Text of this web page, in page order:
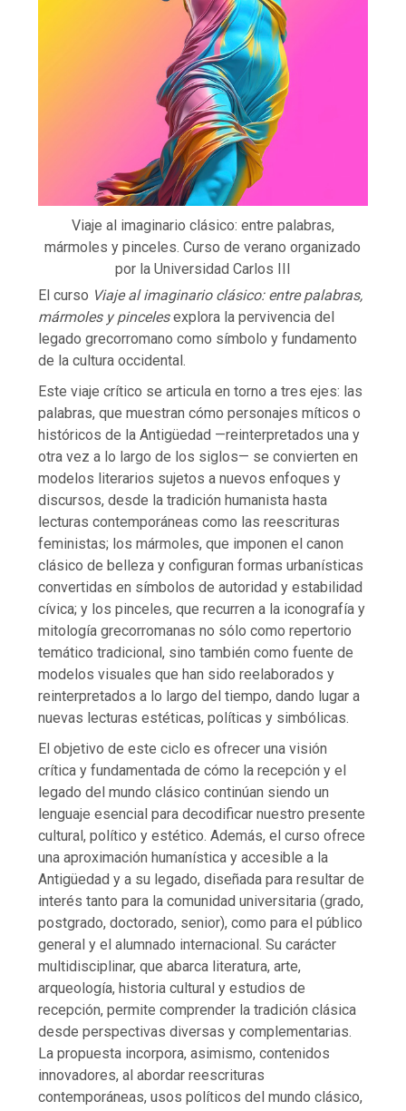
Viaje al imaginario clásico: entre palabras,
mármoles y pinceles. Curso de verano organizado
por la Universidad Carlos III
El curso Viaje al imaginario clásico: entre palabras,
mármoles y pincelesexplora la pervivencia del
legado grecorromano como símbolo y fundamento
de la cultura occidental.
Este viaje crítico se articula en torno a tres ejes: las
palabras, que muestran cómo personajes míticos o
históricos de la Antigüedad —reinterpretados una y
otra vez a lo largo de los siglos— se convierten en
modelos literarios sujetos a nuevos enfoques y
discursos, desde la tradición humanista hasta
lecturas contemporáneas como las reescrituras
feministas; los mármoles, que imponen el canon
clásico de belleza y configuran formas urbanísticas
convertidas en símbolos de autoridad y estabilidad
cívica; y los pinceles, que recurren a la iconografía y
mitología grecorromanas no sólo como repertorio
temático tradicional, sino también como fuente de
modelos visuales que han sido reelaborados y
reinterpretados a lo largo del tiempo, dando lugar a
nuevas lecturas estéticas, políticas y simbólicas.
El objetivo de este ciclo es ofrecer una visión
crítica y fundamentada de cómo la recepción y el
legado del mundo clásico continúan siendo un
lenguaje esencial para decodificar nuestro presente
cultural, político y estético. Además, el curso ofrece
una aproximación humanística y accesible a la
Antigüedad y a su legado, diseñada para resultar de
interés tanto para la comunidad universitaria (grado,
postgrado, doctorado, senior), como para el público
general y el alumnado internacional. Su carácter
multidisciplinar, que abarca literatura, arte,
arqueología, historia cultural y estudios de
recepción, permite comprender la tradición clásica
desde perspectivas diversas y complementarias.
La propuesta incorpora, asimismo, contenidos
innovadores, al abordar reescrituras
contemporáneas, usos políticos del mundo clásico,